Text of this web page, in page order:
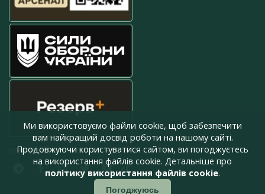
press@armyinform.com.ua
Ми використовуємо файли cookie, щоб забезпечити
вам найкращий досвід роботи на нашому сайті.
Продовжуючи користуватися сайтом, ви погоджуєтесь
на використання файлів cookie. Детальніше про
політику використання файлів cookie.
Погоджуюсь